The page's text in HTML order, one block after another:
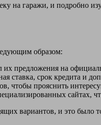
на гаражи, и подробно
образом:
их предложения на
ставка, срок кредита и
чтобы прояснить
сайтах,
вариантов, и это